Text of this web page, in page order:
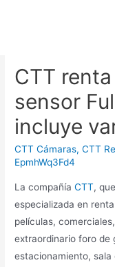
CTT
sensor
incluye
CTT Cámaras,CTT
EpmhWq3Fd4
La compañíaCTT,
especializada en
películas,
extraordinario foro de
estacionamiento, sala